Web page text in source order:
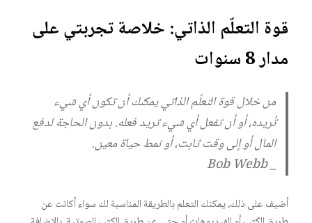
قوة التعلّم الذاتي: خلاصة تجربتي على
مدار 8 سنوات
من خلال قوة التعلّم الذاتي يمكنك أن تكون أي شيء
تُريده، أو أن تفعل أي شيء تريد فعله. بدون الحاجة لدفع
المال أو إلى وقت ثابت، أو نمط حياة معين.
_ Bob Webb
أضيف على ذلك، يمكنك التعلم بالطريقة المناسبة لك سواء أكانت عن